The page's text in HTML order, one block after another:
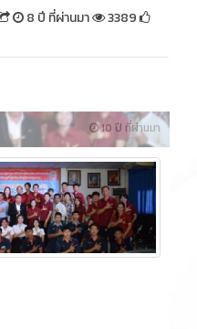
8 ปี ที่ผ่านมา
3389
10 ปี ที่ผ่านมา